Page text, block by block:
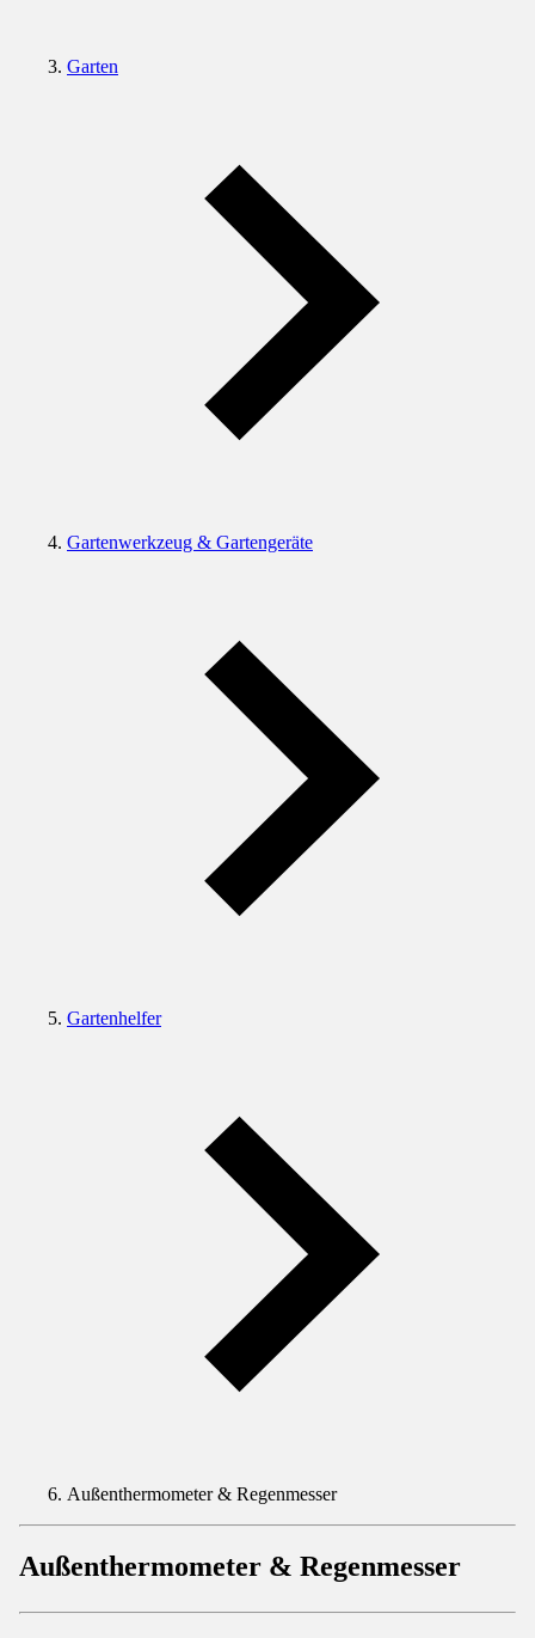
Garten
Gartenwerkzeug & Gartengeräte
Gartenhelfer
Außenthermometer & Regenmesser
Außenthermometer & Regenmesser